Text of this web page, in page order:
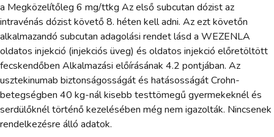
a Megközelítőleg 6 mg/ttkg Az első subcutan dózist az
intravénás dózist követő 8. héten kell adni. Az ezt követőn
alkalmazandó subcutan adagolási rendet lásd a WEZENLA
oldatos injekció (injekciós üveg) és oldatos injekció előretöltött
fecskendőben Alkalmazási előírásának 4.2 pontjában. Az
usztekinumab biztonságosságát és hatásosságát Crohn-
betegségben 40 kg-nál kisebb testtömegű gyermekeknél és
serdülőknél történő kezelésében még nem igazolták. Nincsenek
rendelkezésre álló adatok.